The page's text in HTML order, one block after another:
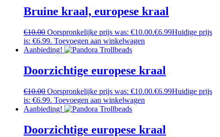
Bruine kraal, europese kraal
€10.00 Oorspronkelijke prijs was: €10.00.€6.99Huidige prijs
is: €6.99. Toevoegen aan winkelwagen
Aanbieding!
Doorzichtige europese kraal
€10.00 Oorspronkelijke prijs was: €10.00.€6.99Huidige prijs
is: €6.99. Toevoegen aan winkelwagen
Aanbieding!
Doorzichtige europese kraal